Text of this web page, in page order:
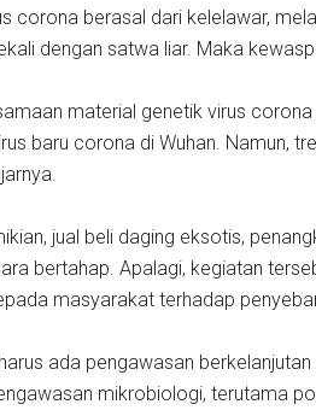
corona berasal dari kelelawar,
dengan satwa liar. Maka
material genetik virus
baru corona di Wuhan. Namun,
jual beli daging eksotis,
bertahap. Apalagi, kegiatan
masyarakat terhadap
ada pengawasan
mikrobiologi, terutama